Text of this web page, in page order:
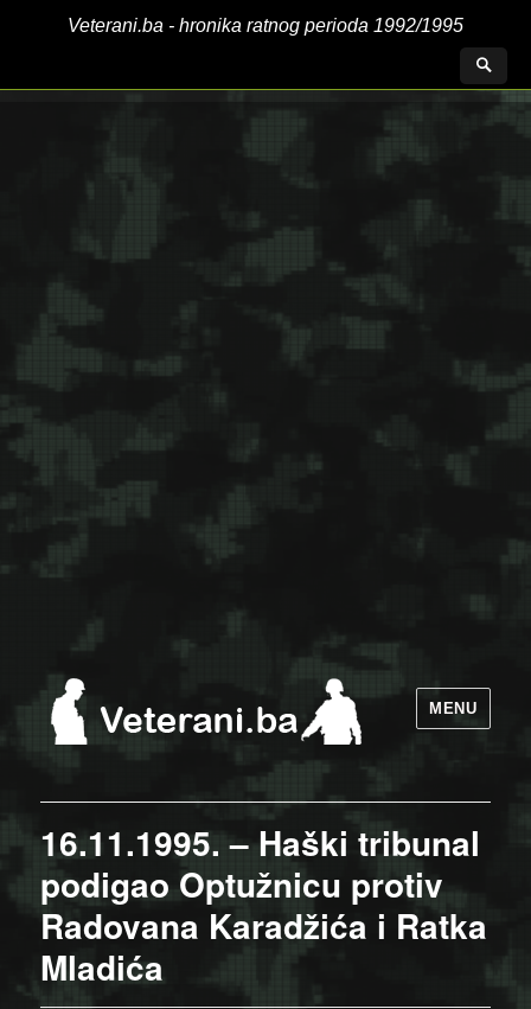
Veterani.ba - hronika ratnog perioda 1992/1995
MENU
16.11.1995. – Haški tribunal
podigao Optužnicu protiv
Radovana Karadžića i Ratka
Mladića